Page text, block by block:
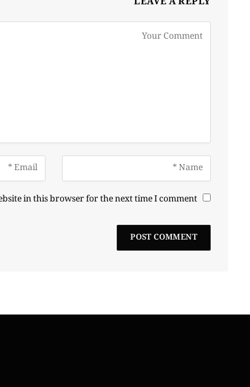
in this browser for the next time I comment.